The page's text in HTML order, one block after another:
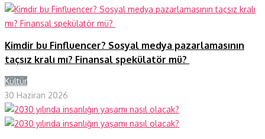
Kimdir bu Finfluencer? Sosyal medya pazarlamasının
taçsız kralı mı? Finansal spekülatör mü?
Kültür
30 Haziran 2026